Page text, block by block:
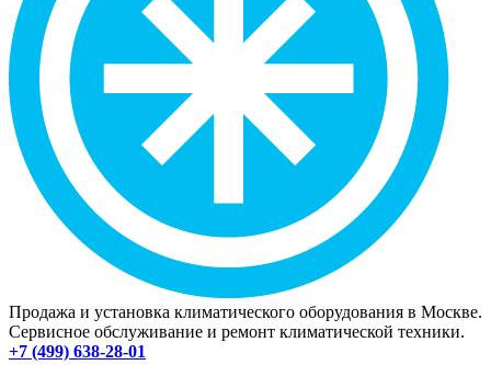
Продажа и установка климатического оборудования в Москве.
Сервисное обслуживание и ремонт климатической техники.
+7 (499) 638-28-01